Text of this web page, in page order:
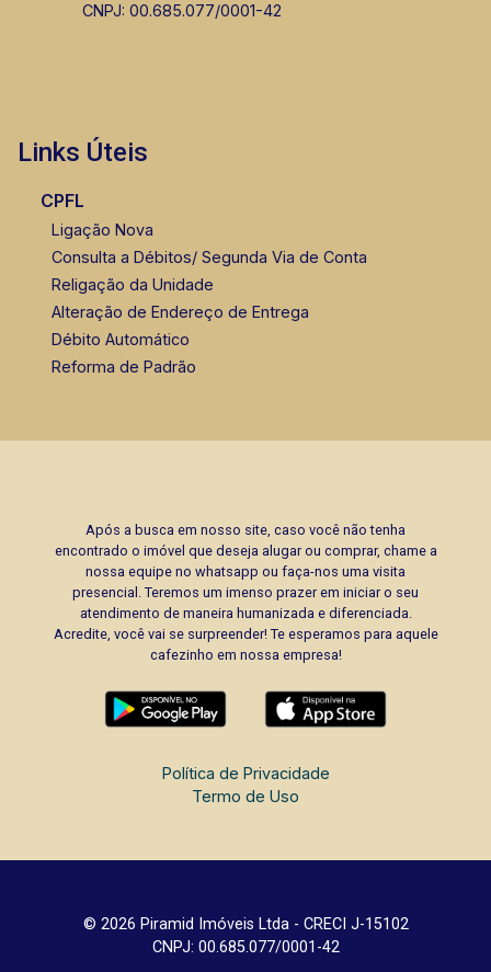
CNPJ: 00.685.077/0001-42
Links Úteis
CPFL
Ligação Nova
Consulta a Débitos/ Segunda Via de Conta
Religação da Unidade
Alteração de Endereço de Entrega
Débito Automático
Reforma de Padrão
Após a busca em nosso site, caso você não tenha
encontrado o imóvel que deseja alugar ou comprar, chame a
nossa equipe no whatsapp ou faça-nos uma visita
presencial. Teremos um imenso prazer em iniciar o seu
atendimento de maneira humanizada e diferenciada.
Acredite, você vai se surpreender! Te esperamos para aquele
cafezinho em nossa empresa!
Política de Privacidade
Termo de Uso
© 2026 Piramid Imóveis Ltda - CRECI J-15102
CNPJ: 00.685.077/0001-42